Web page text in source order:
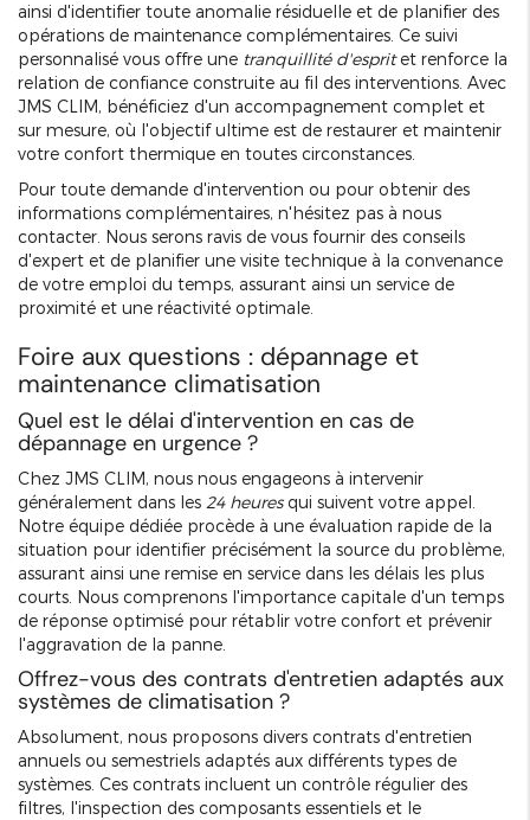
ainsi d'identifier toute anomalie résiduelle et de planifier des
opérations de maintenance complémentaires. Ce suivi
personnalisé vous offre une tranquillité d'espritet renforce la
relation de confiance construite au fil des interventions. Avec
JMS CLIM, bénéficiez d'un accompagnement complet et
sur mesure, où l'objectif ultime est de restaurer et maintenir
votre confort thermique en toutes circonstances.
Pour toute demande d'intervention ou pour obtenir des
informations complémentaires, n'hésitez pas à nous
contacter. Nous serons ravis de vous fournir des conseils
d'expert et de planifier une visite technique à la convenance
de votre emploi du temps, assurant ainsi un service de
proximité et une réactivité optimale.
Foire aux questions : dépannage et
maintenance climatisation
Quel est le délai d'intervention en cas de
dépannage en urgence ?
Chez JMS CLIM, nous nous engageons à intervenir
généralement dans les 24 heuresqui suivent votre appel.
Notre équipe dédiée procède à une évaluation rapide de la
situation pour identifier précisément la source du problème,
assurant ainsi une remise en service dans les délais les plus
courts. Nous comprenons l'importance capitale d'un temps
de réponse optimisé pour rétablir votre confort et prévenir
l'aggravation de la panne.
Offrez-vous des contrats d'entretien adaptés aux
systèmes de climatisation ?
Absolument, nous proposons divers contrats d'entretien
annuels ou semestriels adaptés aux différents types de
systèmes. Ces contrats incluent un contrôle régulier des
filtres, l'inspection des composants essentiels et le